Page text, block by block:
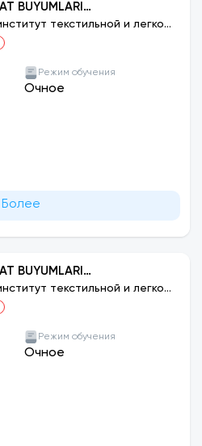
BUYUMLARI
ISHLASH VA
CHARM BUYUMLARIDA
текстильной и легкой
Режим обучения
Очное
Более
BUYUMLARI
ISHLASH VA
CHARM VA MO‘YNA
текстильной и легкой
Режим обучения
Очное